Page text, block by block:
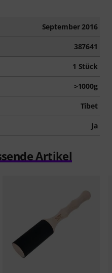
September 2016
387641
1 Stück
>1000g
Tibet
Ja
Artikel